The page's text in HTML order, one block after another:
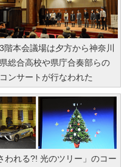
3階本会議場は夕方から神奈川
県総合高校や県庁合奏部らの
コンサートが行なわれた
われる?! 光のツリー」のコー